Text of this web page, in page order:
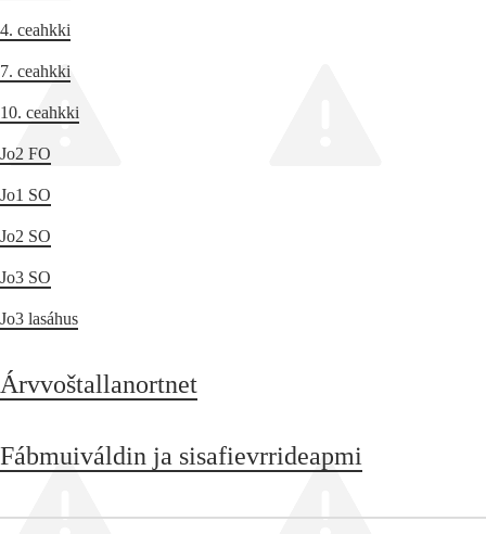
4. ceahkki
7. ceahkki
10. ceahkki
Jo2 FO
Jo1 SO
Jo2 SO
Jo3 SO
Jo3 lasáhus
Árvvoštallanortnet
Fábmuiváldin ja sisafievrrideapmi